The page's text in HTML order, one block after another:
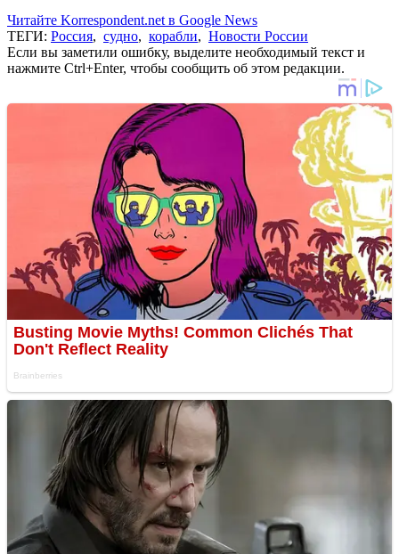
Читайте Korrespondent.net в Google News
ТЕГИ: Россия, судно, корабли, Новости России
Если вы заметили ошибку, выделите необходимый текст и
нажмите Ctrl+Enter, чтобы сообщить об этом редакции.